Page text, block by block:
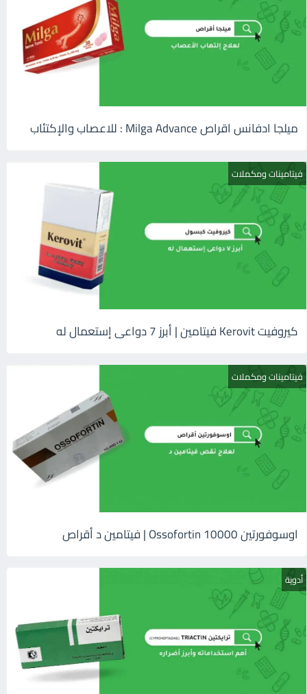
ميلجا ادفانس اقراص Milga Advance : للاعصاب والإكتئاب
فيتامينات ومكملات
كيروفيت Kerovit فيتامين | أبرز 7 دواعى إستعمال له
فيتامينات ومكملات
اوسوفورتين 10000 Ossofortin | فيتامين د أقراص
أدوية